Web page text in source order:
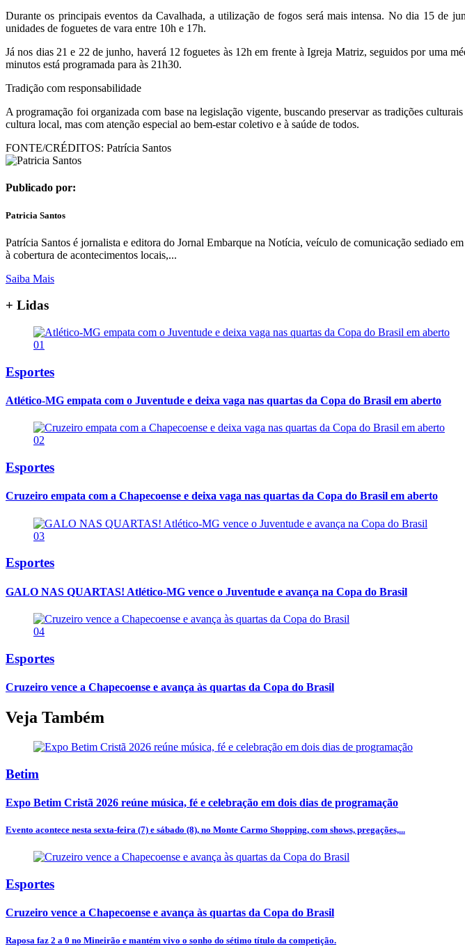
Durante os principais eventos da Cavalhada, a utilização de fogos será mais intensa. No dia 15 de
unidades de foguetes de vara entre 10h e 17h.
Já nos dias 21 e 22 de junho, haverá 12 foguetes às 12h em frente à Igreja Matriz, seguidos por uma
minutos está programada para às 21h30.
Tradição com responsabilidade
A programação foi organizada com base na legislação vigente, buscando preservar as tradições
cultura local, mas com atenção especial ao bem-estar coletivo e à saúde de todos.
FONTE/CRÉDITOS: Patrícia Santos
Publicado por:
Patricia Santos
Patrícia Santos é jornalista e editora do Jornal Embarque na Notícia, veículo de comunicação sediado
à cobertura de acontecimentos locais,...
Saiba Mais
+ Lidas
01
Esportes
Atlético-MG empata com o Juventude e deixa vaga nas quartas da Copa do Brasil em aberto
02
Esportes
Cruzeiro empata com a Chapecoense e deixa vaga nas quartas da Copa do Brasil em aberto
03
Esportes
GALO NAS QUARTAS! Atlético-MG vence o Juventude e avança na Copa do Brasil
04
Esportes
Cruzeiro vence a Chapecoense e avança às quartas da Copa do Brasil
Veja Também
Betim
Expo Betim Cristã 2026 reúne música, fé e celebração em dois dias de programação
Evento acontece nesta sexta-feira (7) e sábado (8), no Monte Carmo Shopping, com shows, pregações,...
Esportes
Cruzeiro vence a Chapecoense e avança às quartas da Copa do Brasil
Raposa faz 2 a 0 no Mineirão e mantém vivo o sonho do sétimo título da competição.